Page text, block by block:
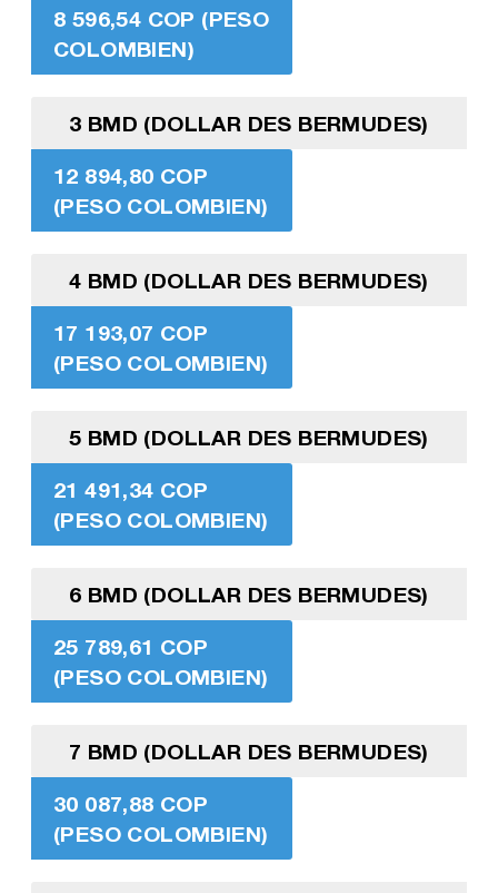
8 596,54 COP (PESO
COLOMBIEN)
3 BMD (DOLLAR DES BERMUDES)
12 894,80 COP
(PESO COLOMBIEN)
4 BMD (DOLLAR DES BERMUDES)
17 193,07 COP
(PESO COLOMBIEN)
5 BMD (DOLLAR DES BERMUDES)
21 491,34 COP
(PESO COLOMBIEN)
6 BMD (DOLLAR DES BERMUDES)
25 789,61 COP
(PESO COLOMBIEN)
7 BMD (DOLLAR DES BERMUDES)
30 087,88 COP
(PESO COLOMBIEN)